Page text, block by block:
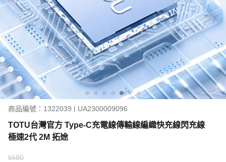
商品編號：1322039 | UA2300009096
TOTU台灣官方 Type-C充電線傳輸線編織快充線閃充線
極速2代 2M 拓途
$680